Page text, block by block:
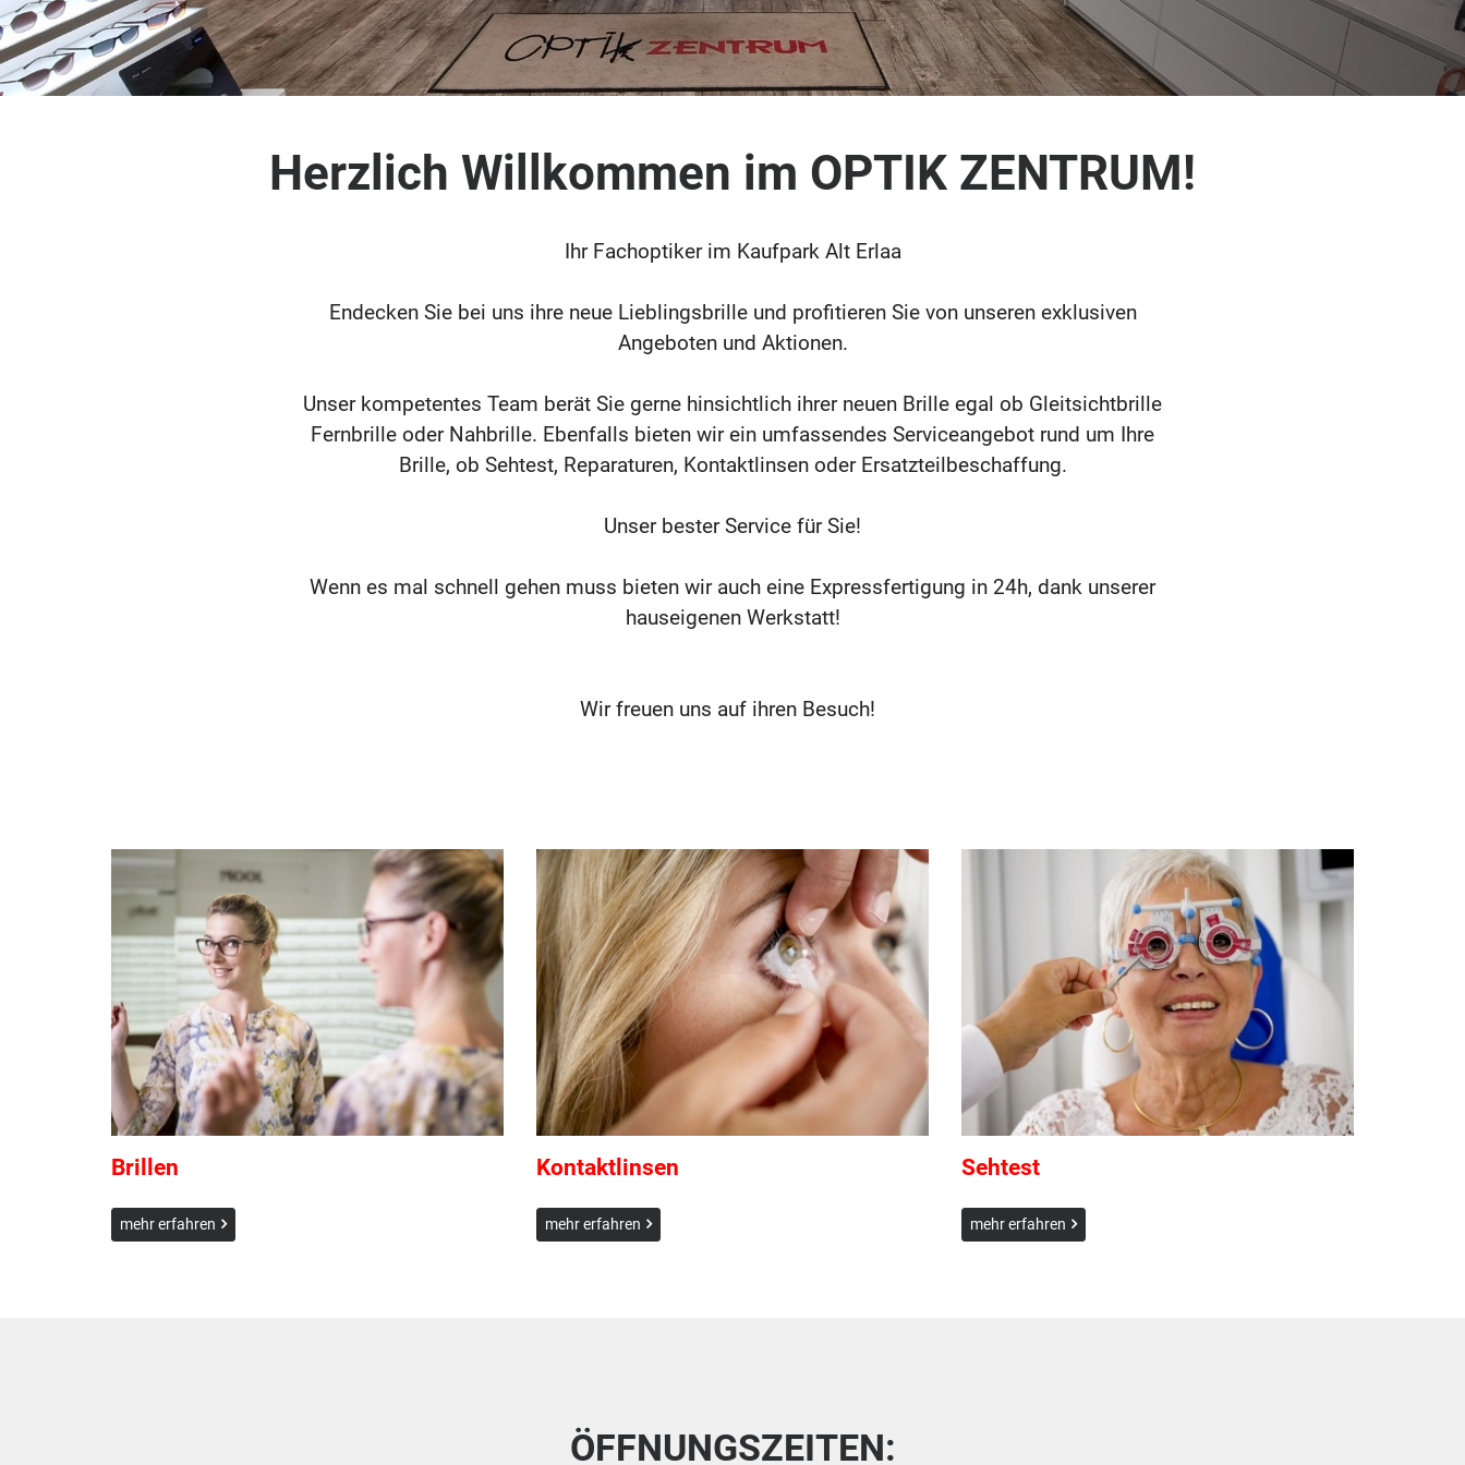
Herzlich Willkommen im OPTIK ZENTRUM!
Ihr Fachoptiker im Kaufpark Alt Erlaa
Endecken Sie bei uns ihre neue Lieblingsbrille und profitieren Sie von unseren exklusiven
Angeboten und Aktionen.
Unser kompetentes Team berät Sie gerne hinsichtlich ihrer neuen Brille egal ob Gleitsichtbrille
Fernbrille oder Nahbrille. Ebenfalls bieten wir ein umfassendes Serviceangebot rund um Ihre
Brille, ob Sehtest, Reparaturen, Kontaktlinsen oder Ersatzteilbeschaffung.
Unser bester Service für Sie!
Wenn es mal schnell gehen muss bieten wir auch eine Expressfertigung in 24h, dank unserer
hauseigenen Werkstatt!
Wir freuen uns auf ihren Besuch!
Brillen
mehr erfahren
Kontaktlinsen
mehr erfahren
Sehtest
mehr erfahren
ÖFFNUNGSZEITEN: